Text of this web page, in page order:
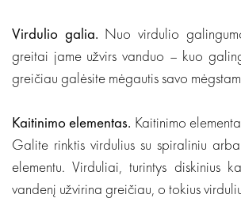
Virdulio galia. Nuo virdulio
greitai jame užvirs vanduo – kuo
greičiau galėsite mėgautis savo
Kaitinimo elementas. Kaitinimo
Galite rinktis virdulius su spiraliniu
elementu. Virduliai, turintys diskinius
vandenį užvirina greičiau, o tokius